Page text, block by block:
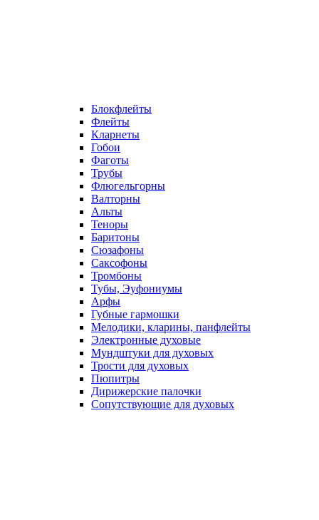
Блокфлейты
Флейты
Кларнеты
Гобои
Фаготы
Трубы
Флюгельгорны
Валторны
Альты
Теноры
Баритоны
Сюзафоны
Саксофоны
Тромбоны
Тубы, Эуфониумы
Арфы
Губные гармошки
Мелодики, кларины, панфлейты
Электронные духовые
Мундштуки для духовых
Трости для духовых
Пюпитры
Дирижерские палочки
Сопутствующие для духовых